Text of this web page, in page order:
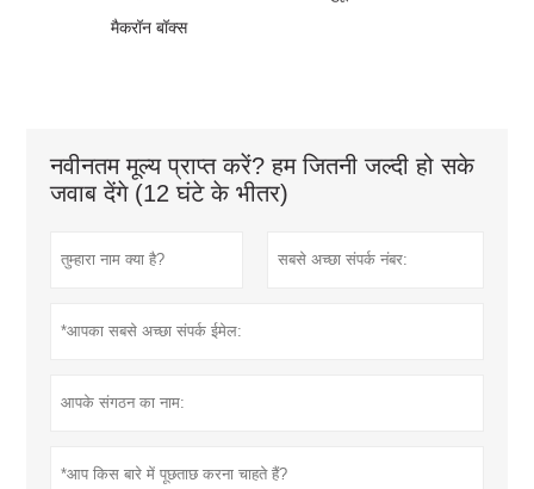
मैकरॉन बॉक्स
नवीनतम मूल्य प्राप्त करें? हम जितनी जल्दी हो सके
जवाब देंगे (12 घंटे के भीतर)